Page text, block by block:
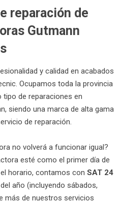
reparación de
Gutmann
y calidad en acabados
Ocupamos toda la provincia
tipo de reparaciones en
siendo una marca de alta gama
de reparación.
no volverá a funcionar igual?
esté como el primer día de
horario, contamos con SAT 24
año (incluyendo sábados,
más de nuestros servicios